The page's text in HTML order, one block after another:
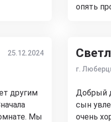
опять
25.12.2024
другим
Мы
г.
Добрый
сын
очень